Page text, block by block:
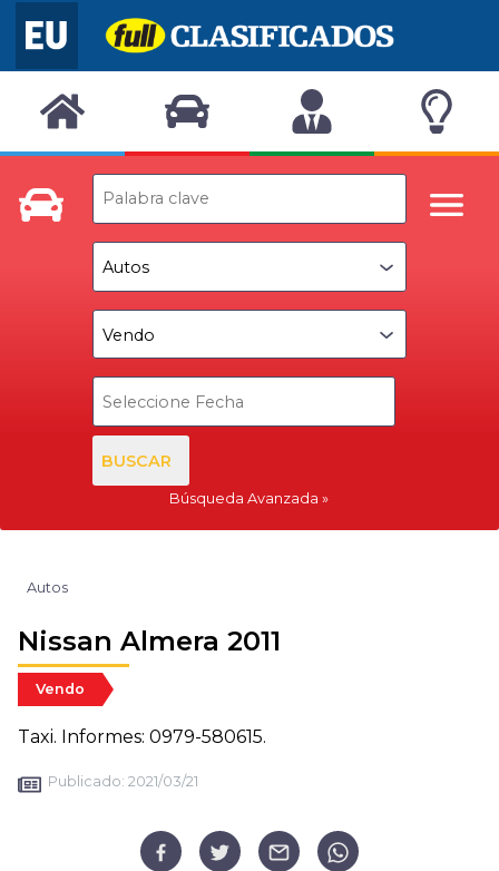
BUSCAR
Búsqueda Avanzada
Autos
Nissan Almera 2011
Vendo
Taxi. Informes: 0979-580615.
Publicado: 2021/03/21